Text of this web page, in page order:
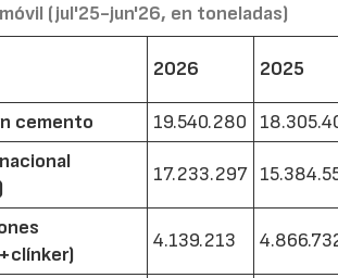
(jul'25-jun'26, en toneladas)
2026 2025
cemento 19.540.280
17.233.297
4.139.213